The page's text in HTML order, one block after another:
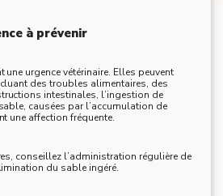
à prévenir
une urgence vétérinaire. Elles peuvent
des troubles alimentaires, des
intestinales, l’ingestion de
causées par l’accumulation de
une affection fréquente.
conseillez l’administration régulière de
du sable ingéré.